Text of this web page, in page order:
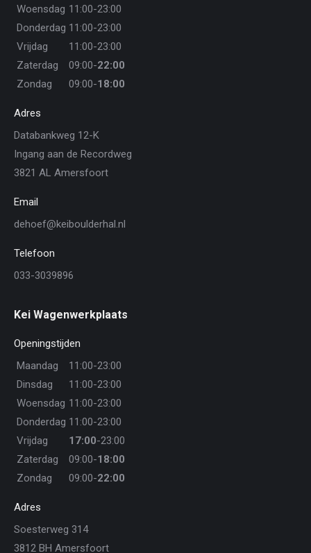
Woensdag 11:00-23:00
Donderdag 11:00-23:00
Vrijdag
11:00-23:00
Zaterdag
09:00-22:00
Zondag
09:00-18:00
Adres
Databankweg 12-K
Ingang aan de Recordweg
3821 AL Amersfoort
Email
dehoef@keiboulderhal.nl
Telefoon
033-3039896
Kei Wagenwerkplaats
Openingstijden
Maandag
11:00-23:00
Dinsdag
11:00-23:00
Woensdag 11:00-23:00
Donderdag 11:00-23:00
Vrijdag
17:00-23:00
Zaterdag
09:00-18:00
Zondag
09:00-22:00
Adres
Soesterweg 314
3812 BH Amersfoort